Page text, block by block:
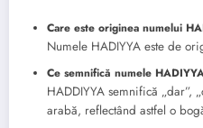
Care este originea numelui
Numele HADIYYA este de
Ce semnifică numele
HADDIYYA semnifică „dar”,
arabă, reflectând astfel o